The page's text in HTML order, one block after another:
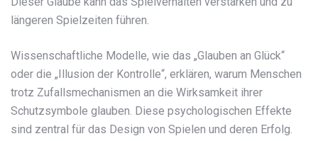
längeren Spielzeiten führen.
Wissenschaftliche Modelle, wie das „Glauben an Glück“
oder die „Illusion der Kontrolle“, erklären, warum Menschen
trotz Zufallsmechanismen an die Wirksamkeit ihrer
Schutzsymbole glauben. Diese psychologischen Effekte
sind zentral für das Design von Spielen und deren Erfolg.